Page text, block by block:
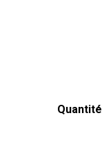
Quantité